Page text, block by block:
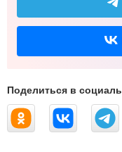
Поделиться в